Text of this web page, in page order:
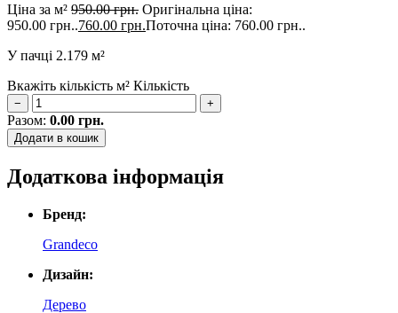
Ціна за м² 950.00грн. Оригінальна ціна:
950.00 грн..760.00 грн.Поточна ціна: 760.00 грн..
У пачці 2.179 м²
Вкажіть кількість м² Кількість
− +
Разом: 0.00 грн.
Додати в кошик
Додаткова інформація
Бренд:
Grandeco
Дизайн:
Дерево